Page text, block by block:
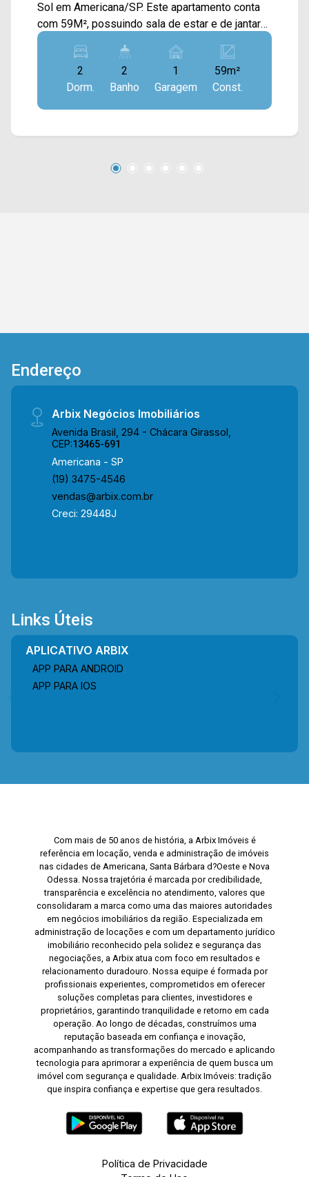
Sol em Americana/SP. Este apartamento conta
com 59M², possuindo sala de estar e de jantar
integradas, cozinha conectada com a área de
serviço com varanda técnica, e sacada gourmet
com vista livre. > 02 quartos, sendo 01 suíte; >
02 banheiros, sendo 01 social; > 01 vaga de
garagem. Localizado no bairro Balneário Salto
Heitor Siqueira, Av. José Cordenonsi e Rod.
Nova Odessa. Esta região conta com aeroporto,
2
Dorm.
2
Banho
1
Garagem
59m²
Const.
Endereço
Arbix Negócios Imobiliários
Avenida Brasil, 294 - Chácara Girassol,
CEP:13465-691
Americana - SP
(19) 3475-4546
vendas@arbix.com.br
Creci: 29448J
Links Úteis
APLICATIVO ARBIX
APP PARA ANDROID
APP PARA IOS
Com mais de 50 anos de história, a Arbix Imóveis é
referência em locação, venda e administração de imóveis
nas cidades de Americana, Santa Bárbara d?Oeste e Nova
Odessa. Nossa trajetória é marcada por credibilidade,
transparência e excelência no atendimento, valores que
consolidaram a marca como uma das maiores autoridades
em negócios imobiliários da região. Especializada em
administração de locações e com um departamento jurídico
imobiliário reconhecido pela solidez e segurança das
negociações, a Arbix atua com foco em resultados e
relacionamento duradouro. Nossa equipe é formada por
profissionais experientes, comprometidos em oferecer
soluções completas para clientes, investidores e
proprietários, garantindo tranquilidade e retorno em cada
operação. Ao longo de décadas, construímos uma
reputação baseada em confiança e inovação,
acompanhando as transformações do mercado e aplicando
tecnologia para aprimorar a experiência de quem busca um
imóvel com segurança e qualidade. Arbix Imóveis: tradição
que inspira confiança e expertise que gera resultados.
Política de Privacidade